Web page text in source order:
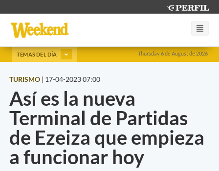
Thursday 6 de August de 2026
TEMAS DEL DÍA
TURISMO | 17-04-2023 07:00
Así es la nueva
Terminal de Partidas
de Ezeiza que empieza
a funcionar hoy